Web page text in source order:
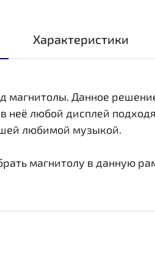
Характеристики
магнитолы. Данное
неё любой дисплей
любимой музыкой.
магнитолу в данную